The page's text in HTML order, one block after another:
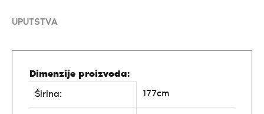
UPUTSTVA
Dimenzije proizvoda:
Širina:
177cm